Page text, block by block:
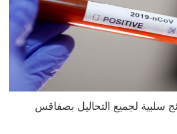
سلبية لجميع التحاليل بصفاقس